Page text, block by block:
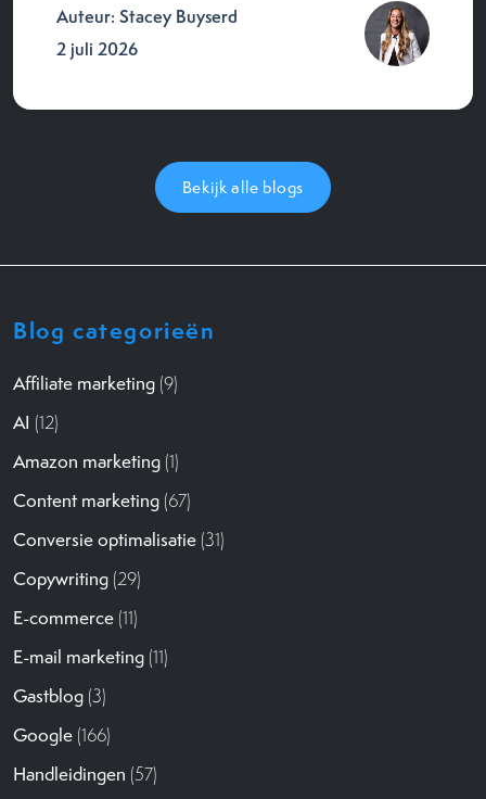
Auteur: Stacey Buyserd
2 juli 2026
Bekijk alle blogs
Blog categorieën
Affiliate marketing (9)
AI (12)
Amazon marketing (1)
Content marketing (67)
Conversie optimalisatie (31)
Copywriting (29)
E-commerce (11)
E-mail marketing (11)
Gastblog (3)
Google (166)
Handleidingen (57)